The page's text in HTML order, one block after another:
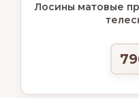
Лосины матовые